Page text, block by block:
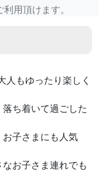
用頂けます。
もゆったり楽しく
ち着いて過ごした
子さまにも人気
お子さま連れでも